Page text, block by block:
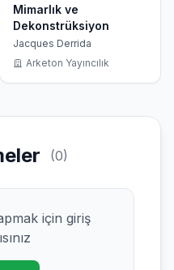
Mimarlık ve
Dekonstrüksiyon
Jacques Derrida
Arketon Yayıncılık
(0)
için giriş